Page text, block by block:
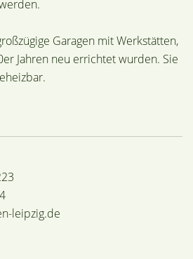
Garagen mit Werkstätten,
Jahren neu errichtet wurden. Sie
leipzig.de